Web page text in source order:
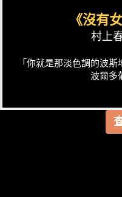
《沒有
村上
「你就是那淡色調的波
波爾多